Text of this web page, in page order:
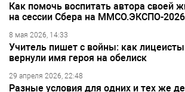
Как помочь воспитать автора своей
на сессии Сбера на ММСО.ЭКСПО-2026
8 мая 2026, 14:33
Учитель пишет с войны: как лицеисты
вернули имя героя на обелиск
29 апреля 2026, 22:48
Разные условия для одних и тех же